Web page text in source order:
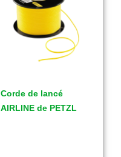
Corde de lancé
AIRLINE de PETZL